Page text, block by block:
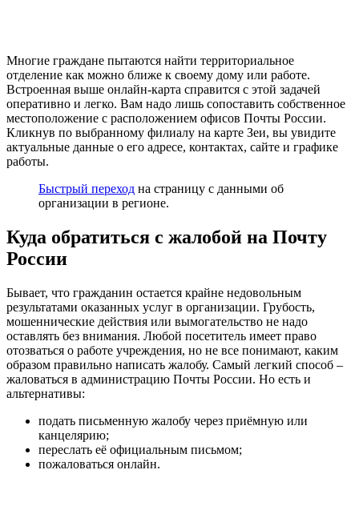
Многие граждане пытаются найти территориальное
отделение как можно ближе к своему дому или работе.
Встроенная выше онлайн-карта справится с этой задачей
оперативно и легко. Вам надо лишь сопоставить собственное
местоположение с расположением офисов Почты России.
Кликнув по выбранному филиалу на карте Зеи, вы увидите
актуальные данные о его адресе, контактах, сайте и графике
работы.
Быстрый переход на страницу с данными об
организации в регионе.
Куда обратиться с жалобой на Почту
России
Бывает, что гражданин остается крайне недовольным
результатами оказанных услуг в организации. Грубость,
мошеннические действия или вымогательство не надо
оставлять без внимания. Любой посетитель имеет право
отозваться о работе учреждения, но не все понимают, каким
образом правильно написать жалобу. Самый легкий способ –
жаловаться в администрацию Почты России. Но есть и
альтернативы:
подать письменную жалобу через приёмную или
канцелярию;
переслать её официальным письмом;
пожаловаться онлайн.